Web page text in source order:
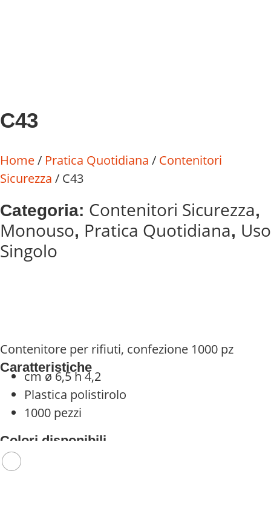
C43
Home/ Pratica Quotidiana / Contenitori
Sicurezza / C43
Categoria: Contenitori Sicurezza,
Monouso, Pratica Quotidiana, Uso
Singolo
Contenitore per rifiuti, confezione 1000 pz
Caratteristiche
cm ø 6,5 h 4,2
Plastica polistirolo
1000 pezzi
Colori disponibili